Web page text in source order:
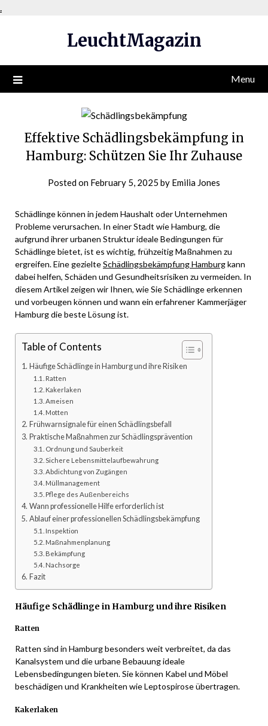
.
LeuchtMagazin
Menu
Effektive Schädlingsbekämpfung in
Hamburg: Schützen Sie Ihr Zuhause
Posted on February 5, 2025 by Emilia Jones
Schädlinge können in jedem Haushalt oder Unternehmen
Probleme verursachen. In einer Stadt wie Hamburg, die
aufgrund ihrer urbanen Struktur ideale Bedingungen für
Schädlinge bietet, ist es wichtig, frühzeitig Maßnahmen zu
ergreifen. Eine gezielteSchädlingsbekämpfung Hamburgkann
dabei helfen, Schäden und Gesundheitsrisiken zu vermeiden. In
diesem Artikel zeigen wir Ihnen, wie Sie Schädlinge erkennen
und vorbeugen können und wann ein erfahrener Kammerjäger
Hamburg die beste Lösung ist.
Table of Contents
Häufige Schädlinge in Hamburg und ihre Risiken
Ratten
Kakerlaken
Ameisen
Motten
Frühwarnsignale für einen Schädlingsbefall
Praktische Maßnahmen zur Schädlingsprävention
Ordnung und Sauberkeit
Sichere Lebensmittelaufbewahrung
Abdichtung von Zugängen
Müllmanagement
Pflege des Außenbereichs
Wann professionelle Hilfe erforderlich ist
Ablauf einer professionellen Schädlingsbekämpfung
Inspektion
Maßnahmenplanung
Bekämpfung
Nachsorge
Fazit
Häufige Schädlinge in Hamburg und ihre Risiken
Ratten
Ratten sind in Hamburg besonders weit verbreitet, da das
Kanalsystem und die urbane Bebauung ideale
Lebensbedingungen bieten. Sie können Kabel und Möbel
beschädigen und Krankheiten wie Leptospirose übertragen.
Kakerlaken